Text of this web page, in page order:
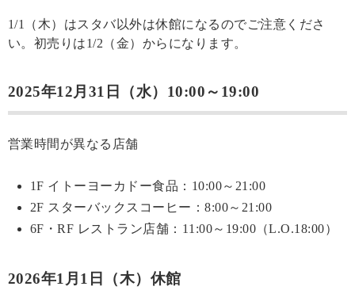
1/1（木）はスタバ以外は休館になるのでご注意くださ
い。初売りは1/2（金）からになります。
2025年12月31日（水）10:00～19:00
営業時間が異なる店舗
1F イトーヨーカドー食品：10:00～21:00
2F スターバックスコーヒー：8:00～21:00
6F・RF レストラン店舗：11:00～19:00（L.O.18:00）
2026年1月1日（木）休館